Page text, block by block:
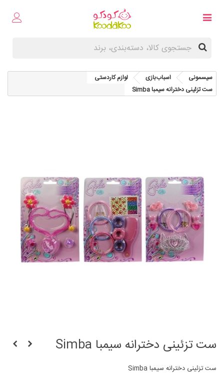
سیسمونی اسباب‌بازی
لوازم کاردستی
ست تزئینی دخترانه سیمبا Simba
ست تزئینی دخترانه سیمبا Simba
ست تزئینی دخترانه سیمبا Simba